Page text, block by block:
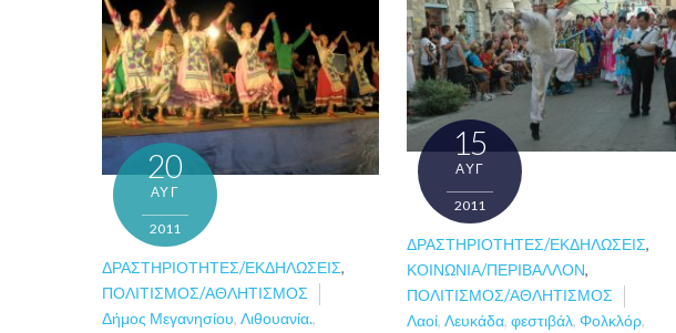
20
ΑΥΓ
2011
ΔΡΑΣΤΗΡΙΌΤΗΤΕΣ/ΕΚΔΗΛΏΣΕΙΣ,
ΠΟΛΙΤΙΣΜΌΣ/ΑΘΛΗΤΙΣΜΌΣ
Δήμος Μεγανησίου, Λιθουανία.,
15
ΑΥΓ
2011
ΔΡΑΣΤΗΡΙΌΤΗΤΕΣ/ΕΚΔΗΛΏΣΕΙΣ,
ΚΟΙΝΩΝΊΑ/ΠΕΡΙΒΆΛΛΟΝ,
ΠΟΛΙΤΙΣΜΌΣ/ΑΘΛΗΤΙΣΜΌΣ
Λαοί,Λευκάδα,φεστιβάλ,Φολκλόρ,